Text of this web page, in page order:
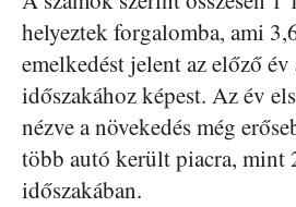
helyeztek forgalomba, ami
emelkedést jelent az előző év
időszakához képest. Az év
nézve a növekedés még
több autó került piacra, mint
időszakában.